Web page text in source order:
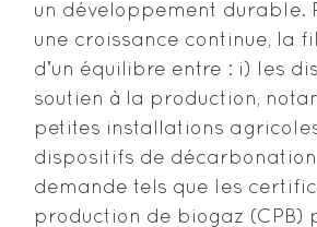
un développement durable.
une croissance continue, la
dʼun équilibre entre : i) les
soutien à la production,
petites installations
dispositifs de
demande tels que les
production de biogaz (CPB)